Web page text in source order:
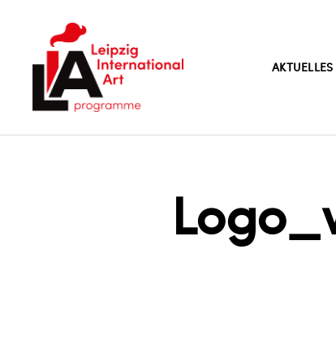
AKTUELLES